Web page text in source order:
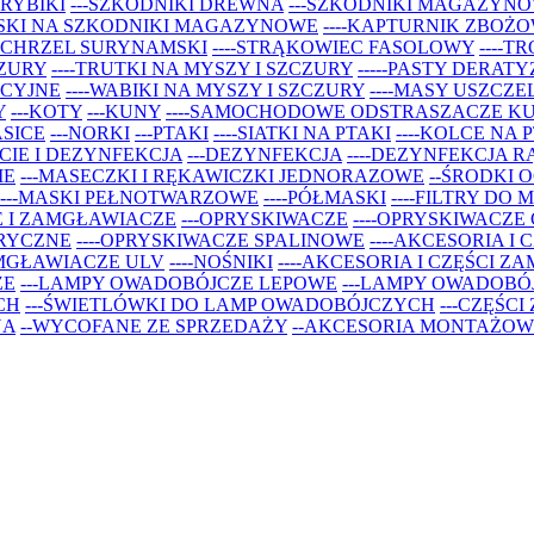
NA SZKODNIKI MAGAZYNOWE ----KAPTURNIK
SURYNAMSKI ----STRĄKOWIEC FASOLOWY ----
----TRUTKI NA MYSZY I SZCZURY -----PASTY
----WABIKI NA MYSZY I SZCZURY ----MASY
---KOTY ---KUNY ----SAMOCHODOWE ODSTRASZACZE
---NORKI ---PTAKI ----SIATKI NA PTAKI ----KOLCE NA
I DEZYNFEKCJA ---DEZYNFEKCJA ----DEZYNFEKCJA
---MASECZKI I RĘKAWICZKI JEDNORAZOWE --ŚRODKI
MASKI PEŁNOTWARZOWE ----PÓŁMASKI ----FILTRY DO
I ZAMGŁAWIACZE ---OPRYSKIWACZE ----OPRYSKIWACZE
----OPRYSKIWACZE SPALINOWE ----AKCESORIA I
ULV ----NOŚNIKI ----AKCESORIA I CZĘŚCI
---LAMPY OWADOBÓJCZE LEPOWE ---LAMPY
---ŚWIETLÓWKI DO LAMP OWADOBÓJCZYCH ---CZĘŚCI
--WYCOFANE ZE SPRZEDAŻY --AKCESORIA